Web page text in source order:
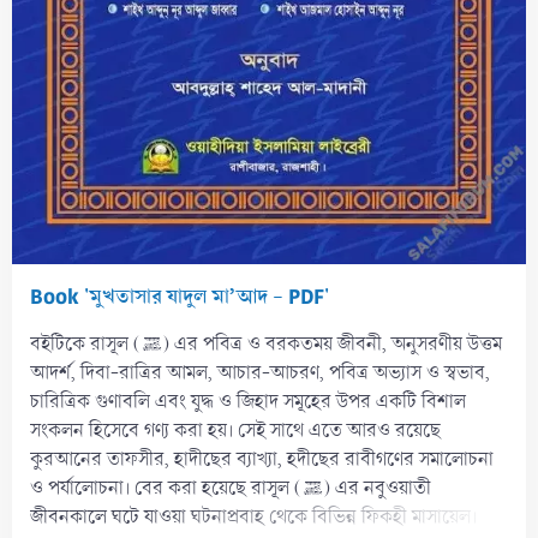
Book 'মুখতাসার যাদুল মা’আদ - PDF'
বইটিকে রাসূল (ﷺ) এর পবিত্র ও বরকতময় জীবনী, অনুসরণীয় উত্তম
আদর্শ, দিবা-রাত্রির আমল, আচার-আচরণ, পবিত্র অভ্যাস ও স্বভাব,
চারিত্রিক গুণাবলি এবং যুদ্ধ ও জিহাদ সমূহের উপর একটি বিশাল
সংকলন হিসেবে গণ্য করা হয়। সেই সাথে এতে আরও রয়েছে
কুরআনের তাফসীর, হাদীছের ব্যাখ্যা, হদীছের রাবীগণের সমালোচনা
ও পর্যালোচনা। বের করা হয়েছে রাসূল (ﷺ) এর নবুওয়াতী
জীবনকালে ঘটে যাওয়া ঘটনাপ্রবাহ থেকে বিভিন্ন ফিকহী মাসায়েল।